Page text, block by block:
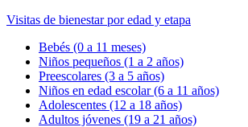
Visitas de bienestar por edad y etapa
Bebés (0 a 11 meses)
Niños pequeños (1 a 2 años)
Preescolares (3 a 5 años)
Niños en edad escolar (6 a 11 años)
Adolescentes (12 a 18 años)
Adultos jóvenes (19 a 21 años)